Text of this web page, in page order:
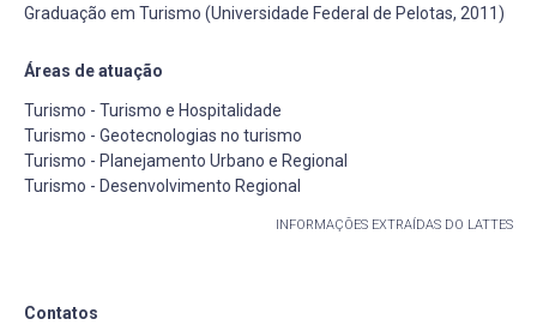
Graduação em Turismo (Universidade Federal de Pelotas, 2011)
Áreas de atuação
Turismo - Turismo e Hospitalidade
Turismo - Geotecnologias no turismo
Turismo - Planejamento Urbano e Regional
Turismo - Desenvolvimento Regional
INFORMAÇÕES EXTRAÍDAS DO LATTES
Contatos